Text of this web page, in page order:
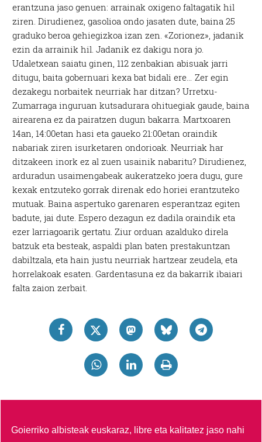
erantzuna jaso genuen: arrainak oxigeno faltagatik hil
ziren. Dirudienez, gasolioa ondo jasaten dute, baina 25
graduko beroa gehiegizkoa izan zen. «Zorionez», jadanik
ezin da arrainik hil. Jadanik ez dakigu nora jo.
Udaletxean saiatu ginen, 112 zenbakian abisuak jarri
ditugu, baita gobernuari kexa bat bidali ere… Zer egin
dezakegu norbaitek neurriak har ditzan? Urretxu-
Zumarraga inguruan kutsadurara ohituegiak gaude, baina
airearena ez da pairatzen dugun bakarra. Martxoaren
14an, 14:00etan hasi eta gaueko 21:00etan oraindik
nabariak ziren isurketaren ondorioak. Neurriak har
ditzakeen inork ez al zuen usainik nabaritu? Dirudienez,
arduradun usaimengabeak aukeratzeko joera dugu, gure
kexak entzuteko gorrak direnak edo horiei erantzuteko
mutuak. Baina aspertuko garenaren esperantzaz egiten
badute, jai dute. Espero dezagun ez dadila oraindik eta
ezer larriagoarik gertatu. Ziur orduan azalduko direla
batzuk eta besteak, aspaldi plan baten prestakuntzan
dabiltzala, eta hain justu neurriak hartzear zeudela, eta
horrelakoak esaten. Gardentasuna ez da bakarrik ibaiari
falta zaion zerbait.
Goierriko albisteak euskaraz, libre eta kalitatez jaso nahi